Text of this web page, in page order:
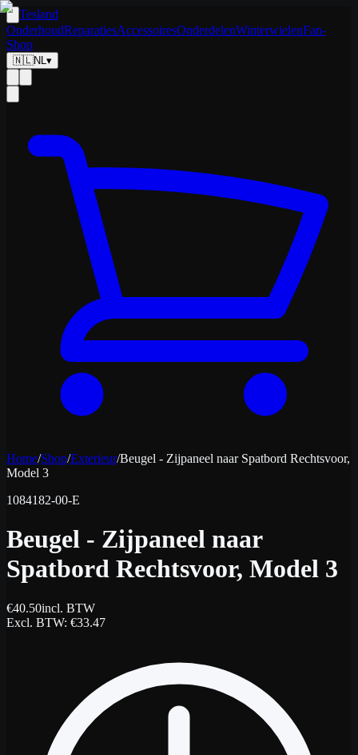
Tesland
OnderhoudReparatiesAccessoiresOnderdelenWinterwielenFan-
Shop
🇳🇱NL▾
Home/Shop/Exterieur/Beugel - Zijpaneel naar Spatbord Rechtsvoor,
Model 3
1084182-00-E
Beugel - Zijpaneel naar
Spatbord Rechtsvoor, Model 3
€40.50incl. BTW
Excl. BTW: €33.47